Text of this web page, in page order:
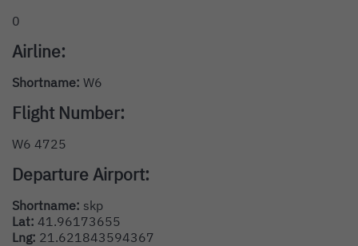
0
Airline:
Shortname: W6
Flight Number:
W6 4725
Departure Airport:
Shortname: skp
Lat: 41.96173655
Lng: 21.621843594367